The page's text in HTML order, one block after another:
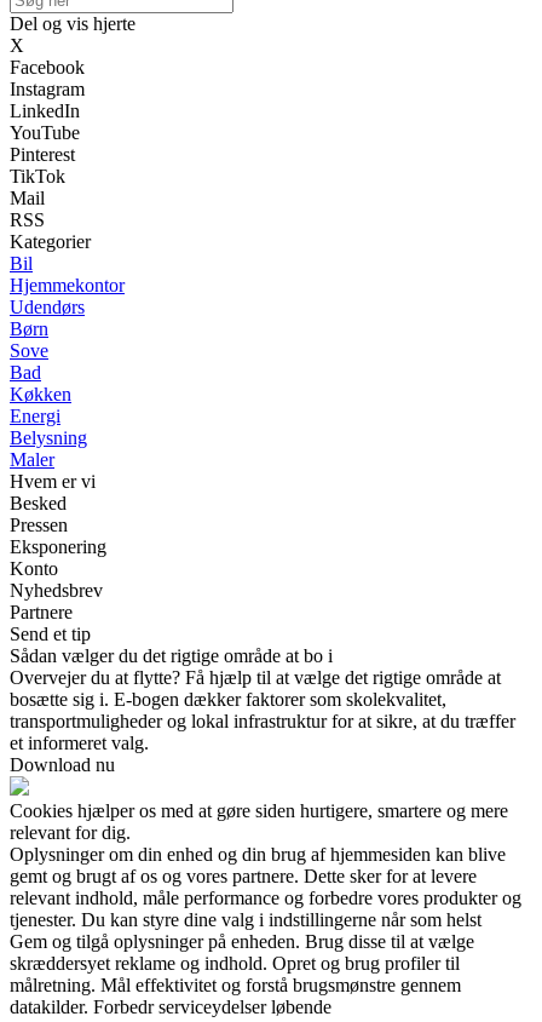
Del og vis hjerte
X
Facebook
Instagram
LinkedIn
YouTube
Pinterest
TikTok
Mail
RSS
Kategorier
Bil
Hjemmekontor
Udendørs
Børn
Sove
Bad
Køkken
Energi
Belysning
Maler
Hvem er vi
Besked
Pressen
Eksponering
Konto
Nyhedsbrev
Partnere
Send et tip
Sådan vælger du det rigtige område at bo i
Overvejer du at flytte? Få hjælp til at vælge det rigtige område at
bosætte sig i. E-bogen dækker faktorer som skolekvalitet,
transportmuligheder og lokal infrastruktur for at sikre, at du træffer
et informeret valg.
Download nu
Cookies hjælper os med at gøre siden hurtigere, smartere og mere
relevant for dig.
Oplysninger om din enhed og din brug af hjemmesiden kan blive
gemt og brugt af os og vores partnere. Dette sker for at levere
relevant indhold, måle performance og forbedre vores produkter og
tjenester. Du kan styre dine valg i indstillingerne når som helst
Gem og tilgå oplysninger på enheden. Brug disse til at vælge
skræddersyet reklame og indhold. Opret og brug profiler til
målretning. Mål effektivitet og forstå brugsmønstre gennem
datakilder. Forbedr serviceydelser løbende